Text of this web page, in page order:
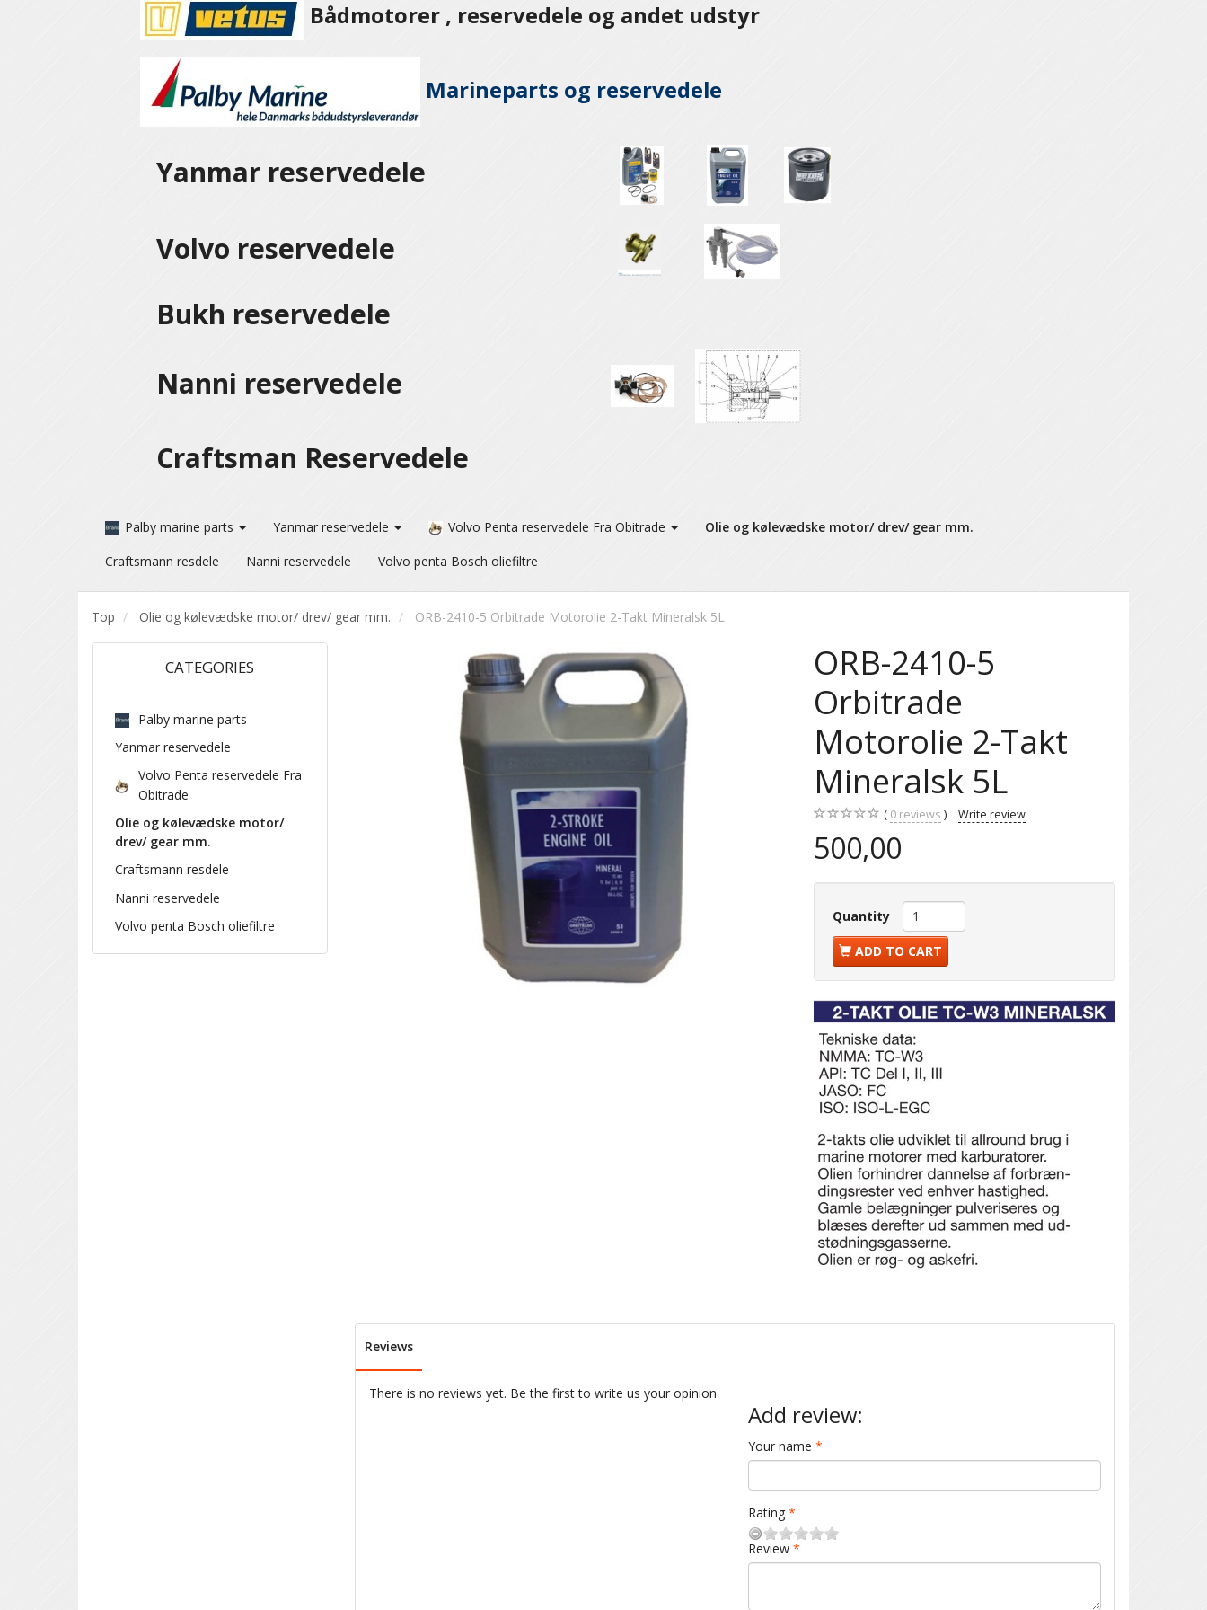
Bådmotorer , reservedele og andet udstyr
Marineparts og reservedele
Yanmar reservedele
Volvo reservedele
Bukh reservedele
Nanni reservedele
Craftsman Reservedele
Palby marine parts Yanmar reservedele Volvo Penta reservedele Fra Obitrade
Olie og kølevædske motor/ drev/ gear mm.
Craftsmann resdele
Nanni reservedele Volvo penta Bosch oliefiltre
Top Olie og kølevædske motor/ drev/ gear mm. ORB-2410-5 Orbitrade Motorolie 2-Takt Mineralsk 5L
CATEGORIES
Palby marine parts
Yanmar reservedele
Volvo Penta reservedele Fra
Obitrade
Olie og kølevædske motor/
drev/ gear mm.
Craftsmann resdele
Nanni reservedele
Volvo penta Bosch oliefiltre
ORB-2410-5
Orbitrade
Motorolie 2-Takt
Mineralsk 5L
0 reviews Write review
500,00
Quantity
ADD TO CART
Reviews
There is no reviews yet. Be the first to write us your opinion
Add review:
Your name
Rating
Review